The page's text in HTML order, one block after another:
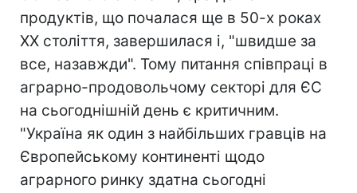
продуктів, що почалася ще в 50-х роках
ХХ століття, завершилася і, "швидше за
все, назавжди". Тому питання співпраці в
аграрно-продовольчому секторі для ЄС
на сьогоднішній день є критичним.
"Україна як один з найбільших гравців на
Європейському континенті щодо
аграрного ринку здатна сьогодні